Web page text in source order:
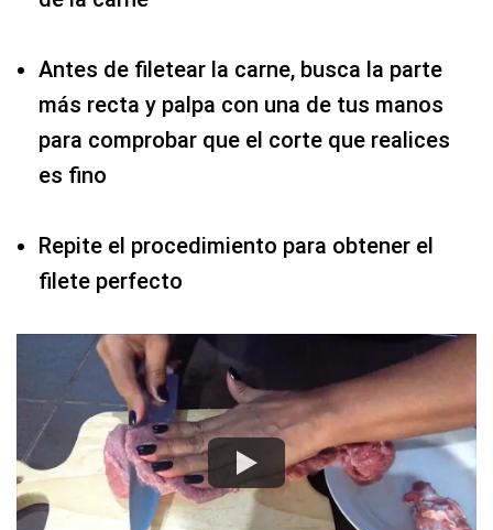
Antes de filetear la carne, busca la parte
más recta y palpa con una de tus manos
para comprobar que el corte que realices
es fino
Repite el procedimiento para obtener el
filete perfecto